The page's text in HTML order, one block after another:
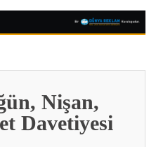
Nişan,
Davetiyesi